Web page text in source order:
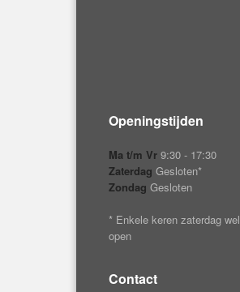
Openingstijden
Ma t/m Vr 9:30 - 17:30
Zaterdag Gesloten*
Zondag Gesloten
* Enkele keren zaterdag wel
open
Contact